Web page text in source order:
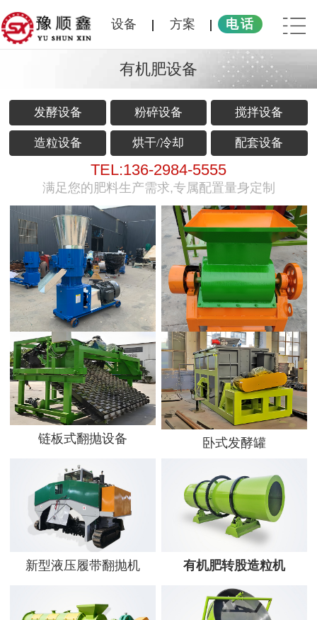
设备 方案 电话
有机肥设备
发酵设备 粉碎设备 搅拌设备
造粒设备 烘干/冷却 配套设备
TEL:136-2984-5555
满足您的肥料生产需求,专属配置量身定制
平模造粒机 尿素粉碎机
链板式翻抛设备 卧式发酵罐
新型液压履带翻抛机 有机肥转股造粒机